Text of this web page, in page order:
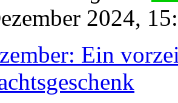
2024,
Ein